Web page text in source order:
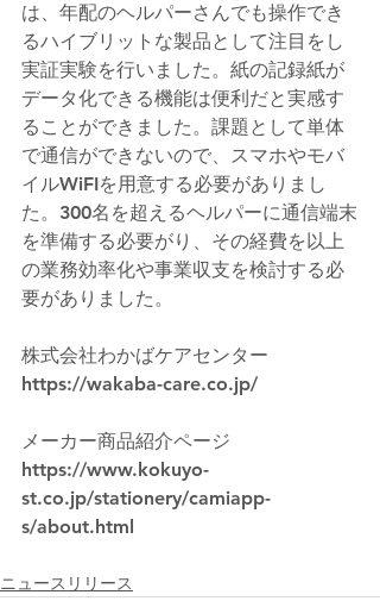
は、年配のヘルパーさんでも操作でき
るハイブリットな製品として注目をし
実証実験を行いました。紙の記録紙が
データ化できる機能は便利だと実感す
ることができました。課題として単体
で通信ができないので、スマホやモバ
イルWiFIを用意する必要がありまし
た。300名を超えるヘルパーに通信端末
を準備する必要がり、その経費を以上
の業務効率化や事業収支を検討する必
要がありました。
株式会社わかばケアセンター
https://wakaba-care.co.jp/
メーカー商品紹介ページ
https://www.kokuyo-
st.co.jp/stationery/camiapp-
s/about.html
ニュースリリース